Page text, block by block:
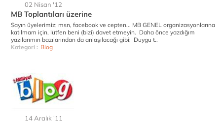
02 Nisan '12
MB Toplantıları üzerine
Sayın üyelerimiz; msn, facebook ve cepten... MB GENEL organizasyonlarına
katılmam için, lütfen beni (bizi) davet etmeyin. Daha önce yazdığım
yazılarımın bazılarından da anlaşılacağı gibi; Duygu t..
Kategori : Blog
14 Aralık '11